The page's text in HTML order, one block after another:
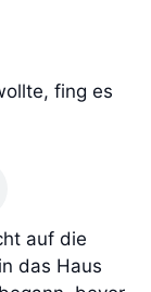
fing es
auf die
das Haus